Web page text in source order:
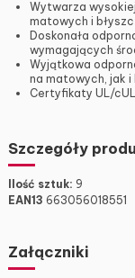
Wytwarza
matowych i
Doskonała
wymagających
Wyjątkowa
na matowych, jak
Certyfikaty UL/cUL.
Szczegóły
Ilość sztuk: 9
EAN13 663056018551
Załączniki